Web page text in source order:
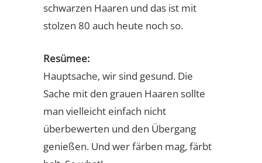
schwarzen Haaren und das ist mit
stolzen 80 auch heute noch so.
Resümee:
Hauptsache, wir sind gesund. Die
Sache mit den grauen Haaren sollte
man vielleicht einfach nicht
überbewerten und den Übergang
genießen. Und wer färben mag, färbt